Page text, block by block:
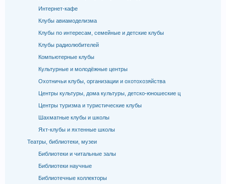
Интернет-кафе
Клубы авиамоделизма
Клубы по интересам, семейные и детские клубы
Клубы радиолюбителей
Компьютерные клубы
Культурные и молодёжные центры
Охотничьи клубы, организации и охотохозяйства
Центры культуры, дома культуры, детско-юношеские ц
Центры туризма и туристические клубы
Шахматные клубы и школы
Яхт-клубы и яхтенные школы
Театры, библиотеки, музеи
Библиотеки и читальные залы
Библиотеки научные
Библиотечные коллекторы